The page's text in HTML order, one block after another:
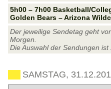
5h00 – 7h00 Basketball/
Golden Bears – Arizona
Der jeweilige Sendetag geht
Morgen.
Die Auswahl der Sendungen
SAMSTAG,